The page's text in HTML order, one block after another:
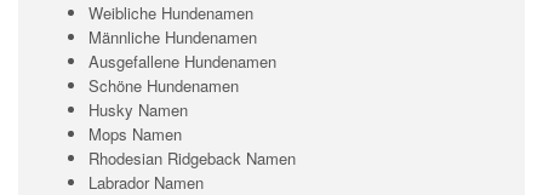
Weibliche Hundenamen
Männliche Hundenamen
Ausgefallene Hundenamen
Schöne Hundenamen
Husky Namen
Mops Namen
Rhodesian Ridgeback Namen
Labrador Namen